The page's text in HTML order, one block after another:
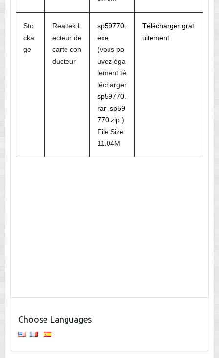
Sto
cka
ge
Realtek L
ecteur de
carte con
ducteur
sp59770.
exe
(vous po
uvez éga
lement té
lécharger
sp59770.
rar, sp59
770.zip)
File Size:
11.04M
Télécharger grat
uitement
Choose Languages